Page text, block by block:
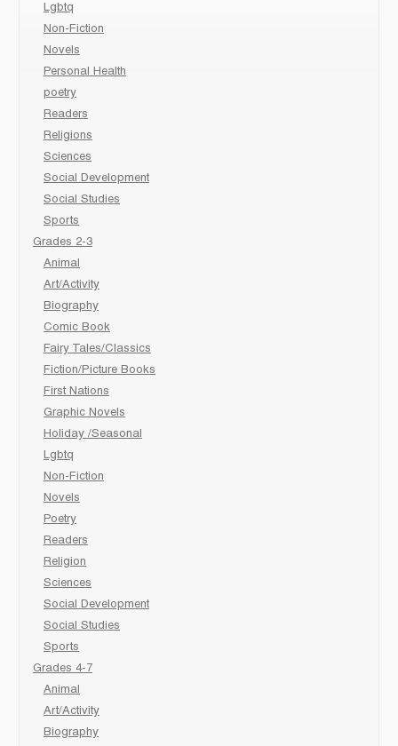
Lgbtq
Non-Fiction
Novels
Personal Health
poetry
Readers
Religions
Sciences
Social Development
Social Studies
Sports
Grades 2-3
Animal
Art/Activity
Biography
Comic Book
Fairy Tales/Classics
Fiction/Picture Books
First Nations
Graphic Novels
Holiday /Seasonal
Lgbtq
Non-Fiction
Novels
Poetry
Readers
Religion
Sciences
Social Development
Social Studies
Sports
Grades 4-7
Animal
Art/Activity
Biography